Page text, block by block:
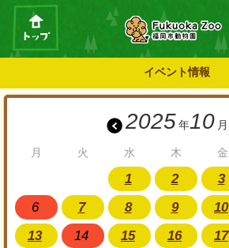
イベント情報
2025 年10 月
月 火 水 木 金
1 2 3
6
7 8 9 10
13
14 15 16 17